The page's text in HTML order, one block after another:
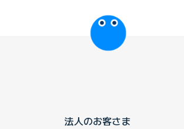
びっぷるのページ
法人のお客さま